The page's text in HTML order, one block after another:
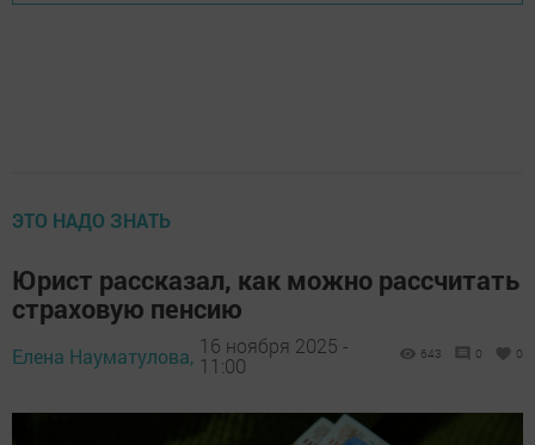
ЭТО НАДО ЗНАТЬ
Юрист рассказал, как можно рассчитать
страховую пенсию
Елена Науматулова, 16 ноября 2025 -
11:00
643 0 0